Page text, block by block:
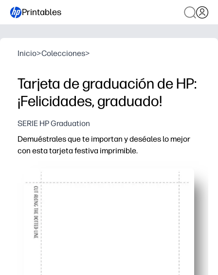
Printables
Inicio>Colecciones>
Tarjeta de graduación de HP:
¡Felicidades, graduado!
SERIE HP Graduation
Demuéstrales que te importan y deséales lo mejor
con esta tarjeta festiva imprimible.